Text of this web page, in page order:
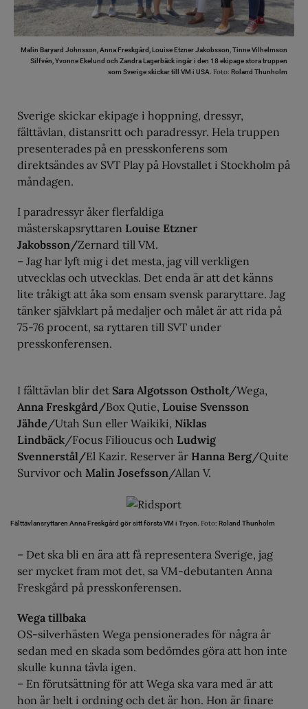
Malin Baryard Johnsson, Anna Freskgård, Louise Etzner Jakobsson, Tinne Vilhelmson
Silfvén, Yvonne Ekelund och Zandra Lagerbäck ingår i den 18 ekipage stora truppen
som Sverige skickar till VM i USA. Foto: Roland Thunholm
Sverige skickar ekipage i hoppning, dressyr,
fälttävlan, distansritt och paradressyr. Hela truppen
presenterades på en presskonferens som
direktsändes av SVT Play på Hovstallet i Stockholm på
måndagen.
I paradressyr åker flerfaldiga
mästerskapsryttaren Louise Etzner
Jakobsson/Zernard till VM.
– Jag har lyft mig i det mesta, jag vill verkligen
utvecklas och utvecklas. Det enda är att det känns
lite tråkigt att åka som ensam svensk pararyttare. Jag
tänker självklart på medaljer och målet är att rida på
75-76 procent, sa ryttaren till SVT under
presskonferensen.
I fälttävlan blir det Sara Algotsson Ostholt/Wega,
Anna Freskgård/Box Qutie, Louise Svensson
Jähde /Utah Sun eller Waikiki, Niklas
Lindbäck/Focus Filioucus och Ludwig
Svennerstål/El Kazir. Reserver är Hanna Berg/Quite
Survivor och Malin Josefsson/Allan V.
Fälttävlansryttaren Anna Freskgård gör sitt första VM i Tryon. Foto: Roland Thunholm
– Det ska bli en ära att få representera Sverige, jag
ser mycket fram mot det, sa VM-debutanten Anna
Freskgård på presskonferensen.
Wega tillbaka
OS-silverhästen Wega pensionerades för några år
sedan med en skada som bedömdes göra att hon inte
skulle kunna tävla igen.
– En förutsättning för att Wega ska vara med är att
hon är helt i ordning och det är hon. Hon är finare